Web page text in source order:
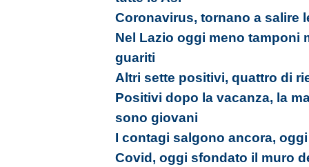
Coronavirus, tornano a salire
Nel Lazio oggi meno tamponi
guariti
Altri sette positivi, quattro di
Positivi dopo la vacanza, la
sono giovani
I contagi salgono ancora,
Covid, oggi sfondato il muro